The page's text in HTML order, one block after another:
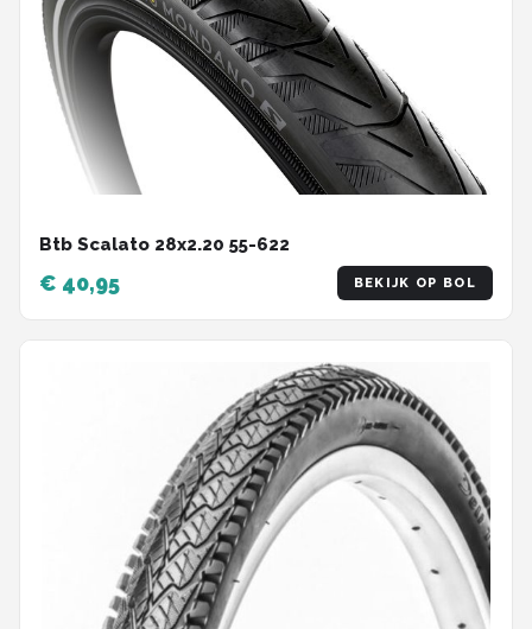
Btb Scalato 28x2.20 55-622
€ 40,95 BEKIJK OP BOL